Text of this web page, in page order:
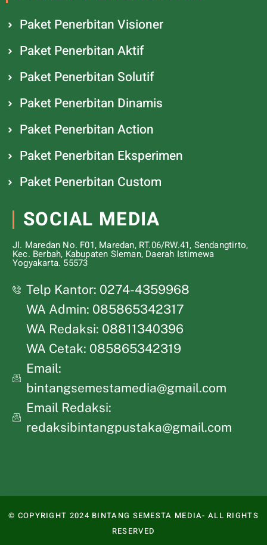
Paket Penerbitan Visioner
Paket Penerbitan Aktif
Paket Penerbitan Solutif
Paket Penerbitan Dinamis
Paket Penerbitan Action
Paket Penerbitan Eksperimen
Paket Penerbitan Custom
SOCIAL MEDIA
Jl. Maredan No. F01, Maredan, RT.06/RW.41, Sendangtirto,
Kec. Berbah, Kabupaten Sleman, Daerah Istimewa
Yogyakarta. 55573
Telp Kantor: 0274-4359968
WA Admin: 085865342317
WA Redaksi: 08811340396
WA Cetak: 085865342319
Email:
bintangsemestamedia@gmail.com
Email Redaksi:
redaksibintangpustaka@gmail.com
© COPYRIGHT 2024 BINTANG SEMESTA MEDIA- ALL RIGHTS
RESERVED